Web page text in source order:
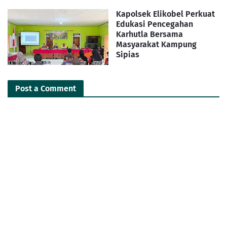
Kapolsek Elikobel Perkuat
Edukasi Pencegahan
Karhutla Bersama
Masyarakat Kampung
Sipias
Post a Comment